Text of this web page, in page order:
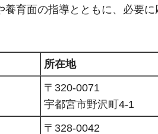
養育面の指導とともに、必要
所在地
〒320-0071
宇都宮市野沢町4-1
〒328-0042